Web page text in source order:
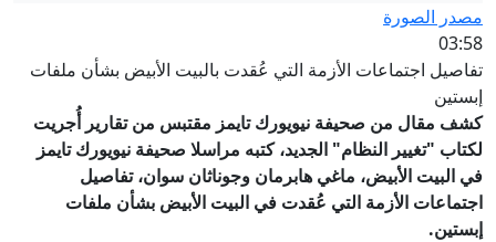
للحرب وسط استياء بشأن نقص الذخيرة
مصدر الصورة
03:58
تفاصيل اجتماعات الأزمة التي عُقدت بالبيت الأبيض بشأن ملفات
إبستين
كشف مقال من صحيفة نيويورك تايمز مقتبس من تقارير أُجريت
لكتاب "تغيير النظام" الجديد، كتبه مراسلا صحيفة نيويورك تايمز
في البيت الأبيض، ماغي هابرمان وجوناثان سوان، تفاصيل
اجتماعات الأزمة التي عُقدت في البيت الأبيض بشأن ملفات
إبستين.